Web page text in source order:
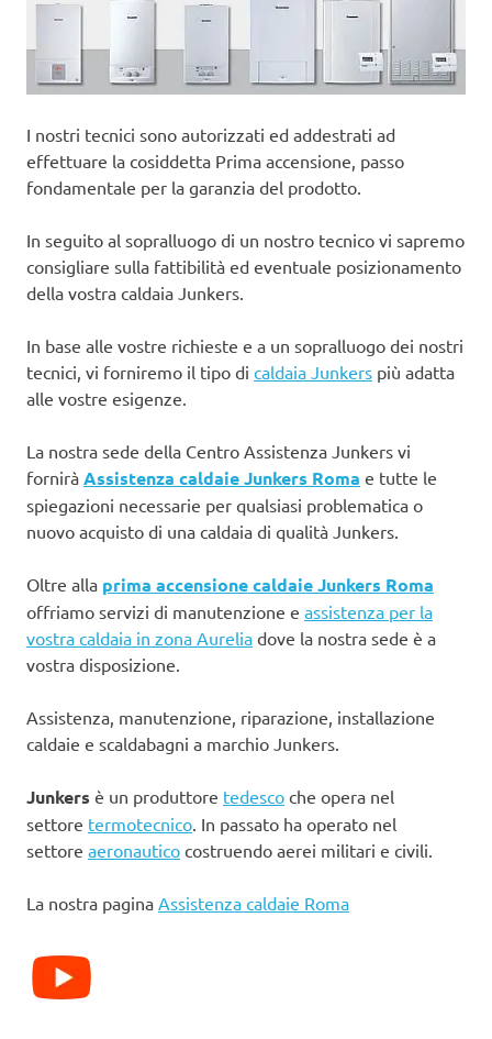
I nostri tecnici sono autorizzati ed addestrati ad
effettuare la cosiddetta Prima accensione, passo
fondamentale per la garanzia del prodotto.
In seguito al sopralluogo di un nostro tecnico vi sapremo
consigliare sulla fattibilità ed eventuale posizionamento
della vostra caldaia Junkers.
In base alle vostre richieste e a un sopralluogo dei nostri
tecnici, vi forniremo il tipo di caldaia Junkers più adatta
alle vostre esigenze.
La nostra sede della Centro Assistenza Junkers vi
fornirà Assistenza caldaie Junkers Roma e tutte le
spiegazioni necessarie per qualsiasi problematica o
nuovo acquisto di una caldaia di qualità Junkers.
Oltre alla prima accensione caldaie Junkers Roma
offriamo servizi di manutenzione e assistenza per la
vostra caldaia in zona Aurelia dove la nostra sede è a
vostra disposizione.
Assistenza, manutenzione, riparazione, installazione
caldaie e scaldabagni a marchio Junkers.
Junkers è un produttore tedesco che opera nel
settore termotecnico . In passato ha operato nel
settore aeronautico costruendo aerei militari e civili.
La nostra pagina Assistenza caldaie Roma